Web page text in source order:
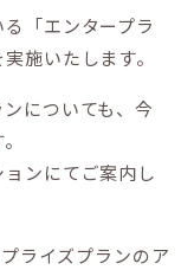
「エンタープラ
施いたします。
についても、今
ンにてご案内し
ライズプランのア